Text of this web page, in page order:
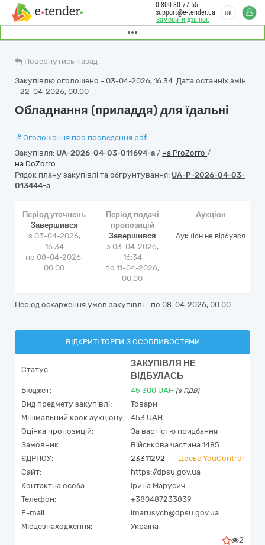
Замовити дзвінок
0 800 30 77 55
support@e-tender.ua
UK
Повернутись назад
Закупівлю оголошено - 03-04-2026, 16:34. Дата останніх змін
- 22-04-2026, 00:00
Обладнання (приладдя) для їдальні
Оголошення про проведення.pdf
Закупівля: UA-2026-04-03-011694-a / на ProZorro /
на DoZorro
Рядок плану закупівлі та обґрунтування: UA-P-2026-04-03-
013444-a
Період уточнень
Завершився
з 03-04-2026,
16:34
по 08-04-2026,
00:00
Період подачі
пропозицій
Завершився
з 03-04-2026,
16:34
по 11-04-2026,
00:00
Аукціон
Аукціон не відбувся
Період оскарження умов закупівлі - по 08-04-2026, 00:00
ВІДКРИТІ ТОРГИ З ОСОБЛИВОСТЯМИ
Статус:
ЗАКУПІВЛЯ НЕ
ВІДБУЛАСЬ
Бюджет: 45 300 UAH (з ПДВ)
Вид предмету закупівлі:
Товари
Мінімальний крок аукціону:
453 UAH
Оцінка пропозицій:
За вартістю придбання
Замовник:
Військова частина 1485
ЄДРПОУ:
23311292
Досьє YouControl
Сайт:
https://dpsu.gov.ua
Контактна особа:
Ірина Марусич
Телефон:
+380487233839
E-mail:
imarusych@dpsu.gov.ua
Місцезнаходження:
Україна
2